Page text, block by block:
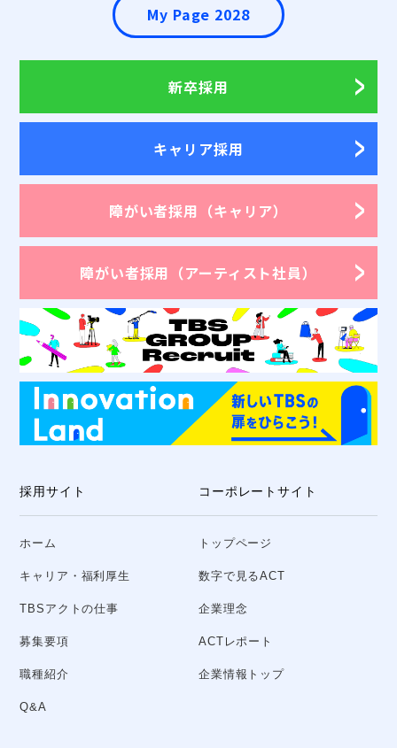
My Page 2028
新卒採用
キャリア採用
障がい者採用 （キャリア）
障がい者採用 （アーティスト社員）
採用サイト
ホーム
キャリア・福利厚生
TBSアクトの仕事
募集要項
職種紹介
Q&A
コーポレートサイト
トップページ
数字で見るACT
企業理念
ACTレポート
企業情報トップ